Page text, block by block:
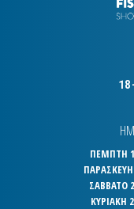
ΠΕΜΠΤΗ
ΣΑΒΒΑΤΟ
ΚΥΡΙΑΚΗ